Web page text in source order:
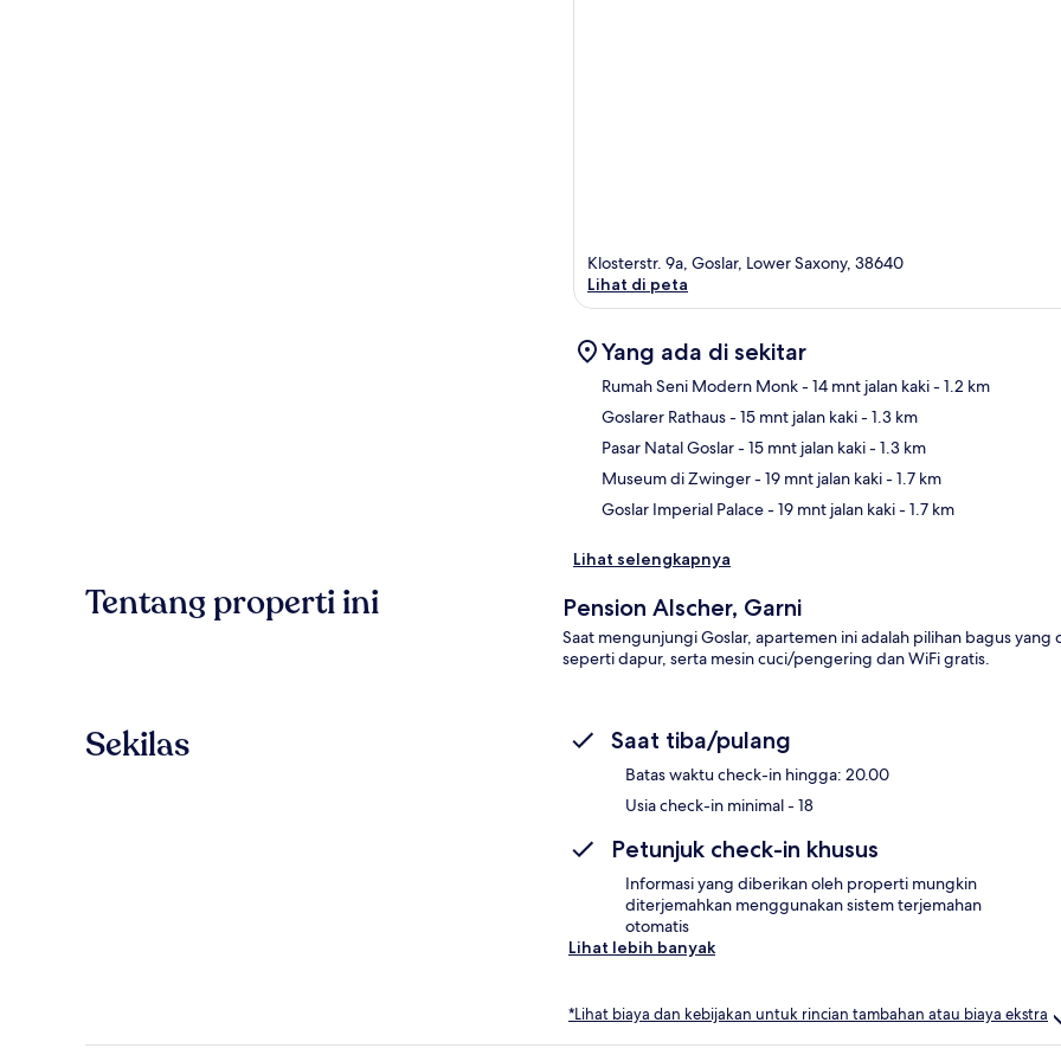
Klosterstr. 9a, Goslar, Lower Saxony, 38640
Lihat di peta
Yang ada di sekitar
Rumah Seni Modern Monk- 14 mnt jalan kaki- 1.2 km
Goslarer Rathaus- 15 mnt jalan kaki- 1.3 km
Pasar Natal Goslar- 15 mnt jalan kaki- 1.3 km
Museum di Zwinger- 19 mnt jalan kaki- 1.7 km
Goslar Imperial Palace- 19 mnt jalan kaki- 1.7 km
Lihat selengkapnya
Tentang properti ini Pension Alscher, Garni
Saat mengunjungi Goslar, apartemen ini adalah pilihan bagus
seperti dapur, serta mesin cuci/pengering dan WiFi gratis.
Sekilas Saat tiba/pulang
Batas waktu check-in hingga: 20.00
Usia check-in minimal - 18
Petunjuk check-in khusus
Informasi yang diberikan oleh properti mungkin
diterjemahkan menggunakan sistem terjemahan
otomatis
Lihat lebih banyak
*Lihat biaya dan kebijakan untuk rincian tambahan atau biaya ekstra